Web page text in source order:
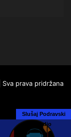
prava pridržana
Slušaj Podravski
Radio